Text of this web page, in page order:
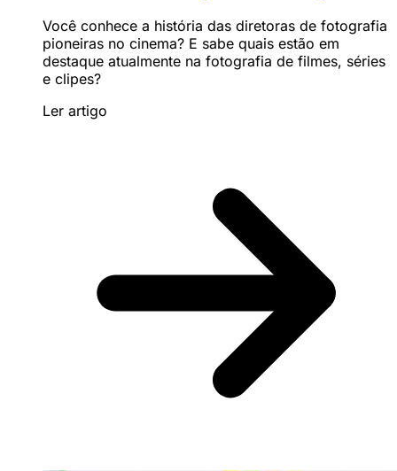
Você conhece a história das diretoras de fotografia
pioneiras no cinema? E sabe quais estão em
destaque atualmente na fotografia de filmes, séries
e clipes?
Ler artigo